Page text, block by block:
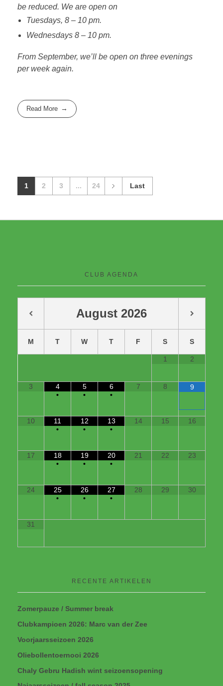
be reduced. We are open on
Tuesdays, 8 – 10 pm.
Wednesdays 8 – 10 pm.
From September, we’ll be open on three evenings
per week again.
Read More
1 2 3 ... 24 Last
CLUB AGENDA
August 2026
M T W T F S S
1 2
3
4
•
5
•
6
•
7 8 9
10
11
•
12
•
13
•
14 15 16
17
18
•
19
•
20
•
21 22 23
24
25
•
26
•
27
•
28 29 30
31
RECENTE ARTIKELEN
Zomerpauze / Summer break
Clubkampioen 2026: Marc van der Zee
Voorjaarsseizoen 2026
Oliebollentoernooi 2026
Chaly Gebru Hadish wint seizoensopening